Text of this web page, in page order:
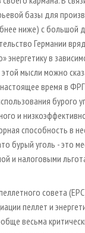
базы для
ниже) с большой
Германии
энергетику в
мысли можно
время в ФРГ
бурого
и
способность в
бурый уголь - это
и налоговыми
совета
пеллет и
весьма